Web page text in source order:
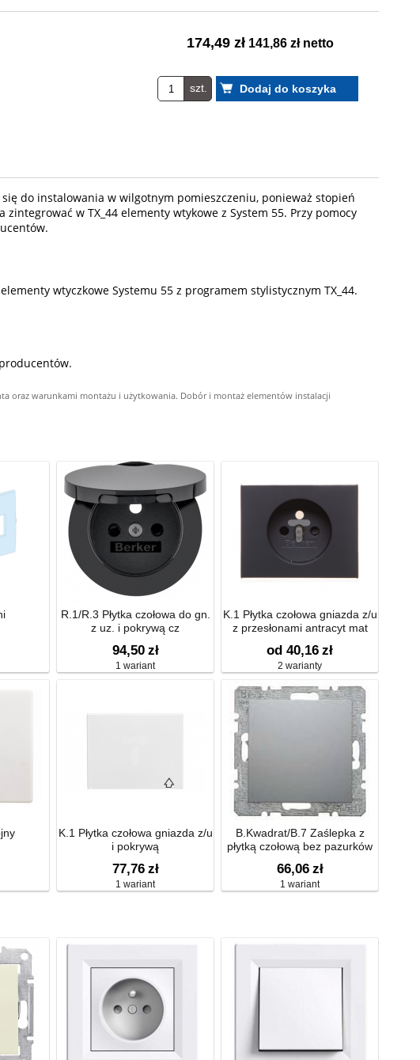
174,49 zł 141,86 zł netto
szt.
się do instalowania w wilgotnym pomieszczeniu, ponieważ stopień
w TX_44 elementy wtykowe z System 55. Przy pomocy
wtyczkowe Systemu 55 z programem stylistycznym TX_44.
oraz warunkami montażu i użytkowania. Dobór i montaż elementów instalacji
R.1/R.3 Płytka czołowa do gn.
z uz. i pokrywą cz
94,50 zł
1 wariant
K.1 Płytka czołowa gniazda z/u
z przesłonami antracyt mat
od 40,16 zł
2 warianty
K.1 Płytka czołowa gniazda z/u
i pokrywą
77,76 zł
1 wariant
B.Kwadrat/B.7 Zaślepka z
płytką czołową bez pazurków
66,06 zł
1 wariant